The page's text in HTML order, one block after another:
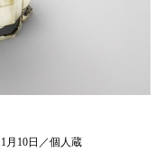
10日／個人蔵